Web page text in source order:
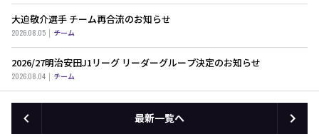
大迫敬介選手 チーム再合流のお知らせ
2026.08.05 チーム
2026/27明治安田J1リーグ リーダーグループ決定のお知らせ
2026.08.04 チーム
最新一覧へ